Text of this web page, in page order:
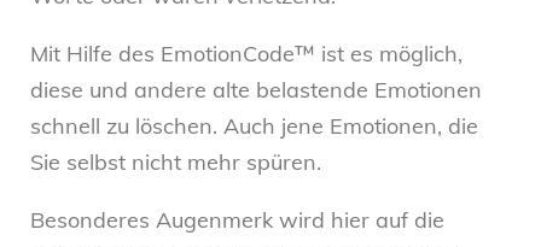
Mit Hilfe des EmotionCode™ ist es möglich,
diese und andere alte belastende Emotionen
schnell zu löschen. Auch jene Emotionen, die
Sie selbst nicht mehr spüren.
Besonderes Augenmerk wird hier auf die